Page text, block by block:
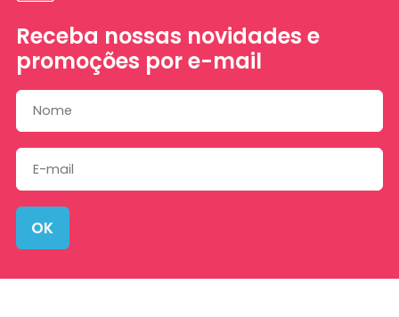
Receba nossas novidades e
promoções por e-mail
OK